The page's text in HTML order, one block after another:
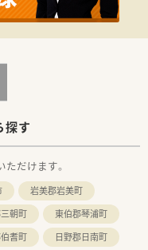
期、緩和ケア、ホスピスな
として、委員会をはじめ
職時の時短勤務制度も整
探す
だけます。
岩美郡岩美町
朝町
東伯郡琴浦町
耆町
日野郡日南町